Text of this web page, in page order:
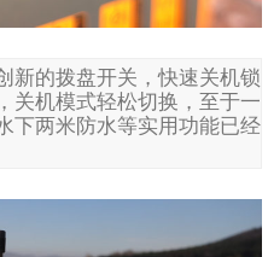
新的拨盘开关，快速关机锁
关机模式轻松切换，至于一
下两米防水等实用功能已经